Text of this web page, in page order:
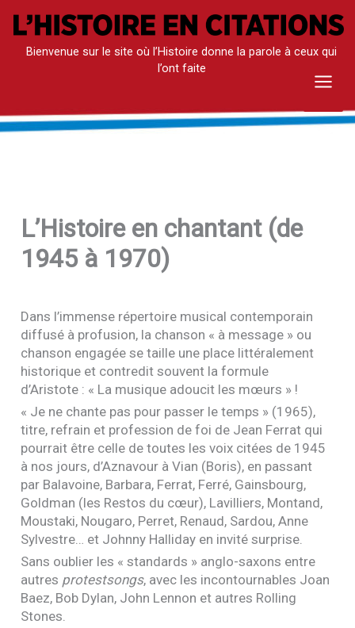
Aller
contenuBienvenue sur le site où l’Histoire donne la parole à ceux qui
l’ont faite
Main
L’Histoire en chantant (de
1945 à 1970)
Dans l’immense répertoire musical contemporain
diffusé à profusion, la chanson « à message » ou
chanson engagée se taille une place littéralement
historique et contredit souvent la formule
d’Aristote : « La musique adoucit les mœurs » !
« Je ne chante pas pour passer le temps » (1965),
titre, refrain et profession de foi de Jean Ferrat qui
pourrait être celle de toutes les voix citées de 1945
à nos jours, d’Aznavour à Vian (Boris), en passant
par Balavoine, Barbara, Ferrat, Ferré, Gainsbourg,
Goldman (les Restos du cœur), Lavilliers, Montand,
Moustaki, Nougaro, Perret, Renaud, Sardou, Anne
Sylvestre… et Johnny Halliday en invité surprise.
Sans oublier les « standards » anglo-saxons entre
autres protestsongs, avec les incontournables Joan
Baez, Bob Dylan, John Lennon et autres Rolling
Stones.